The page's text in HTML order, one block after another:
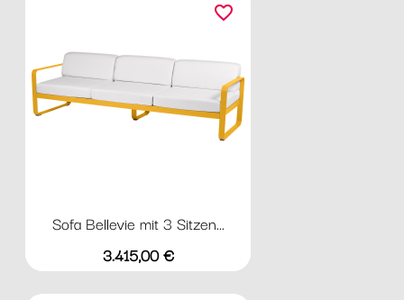
Sofa Bellevie mit 3 Sitzen...
Preis
3.415,00 €
favorite_border